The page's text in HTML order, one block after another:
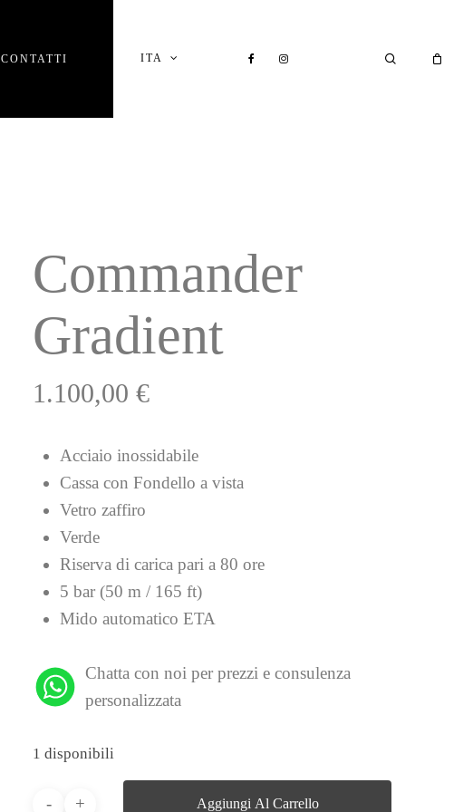
CONTATTI ITA FACEBOOKINSTAGRAM SEARCH
Commander
Gradient
1.100,00€
Acciaio inossidabile
Cassa con Fondello a vista
Vetro zaffiro
Verde
Riserva di carica pari a 80 ore
5 bar (50 m / 165 ft)
Mido automatico ETA
Chatta con noi per prezzi e consulenza
personalizzata
1 disponibili
Aggiungi Al Carrello